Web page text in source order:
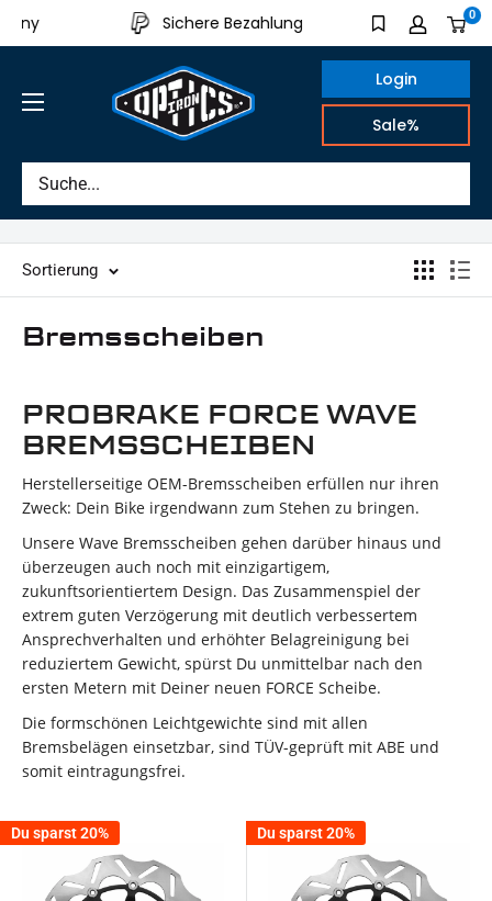
zum
Sichere Bezahlung Aus 0
IRON
Login
Sale%
Sortierung
Bremsscheiben
PROBRAKE FORCE WAVE
BREMSSCHEIBEN
Herstellerseitige OEM-Bremsscheiben erfüllen nur ihren
Zweck: Dein Bike irgendwann zum Stehen zu bringen.
Unsere Wave Bremsscheiben gehen darüber hinaus und
überzeugen auch noch mit einzigartigem,
zukunftsorientiertem Design. Das Zusammenspiel der
extrem guten Verzögerung mit deutlich verbessertem
Ansprechverhalten und erhöhter Belagreinigung bei
reduziertem Gewicht, spürst Du unmittelbar nach den
ersten Metern mit Deiner neuen FORCE Scheibe.
Die formschönen Leichtgewichte sind mit allen
Bremsbelägen einsetzbar, sind TÜV-geprüft mit ABE und
somit eintragungsfrei.
Du sparst 20% Du sparst 20%